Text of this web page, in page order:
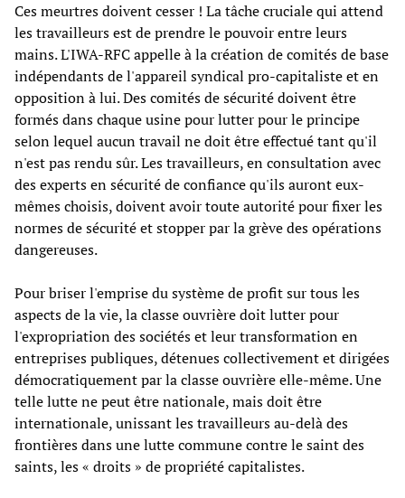
Ces meurtres doivent cesser ! La tâche cruciale qui attend
les travailleurs est de prendre le pouvoir entre leurs
mains. L'IWA-RFC appelle à la création de comités de base
indépendants de l'appareil syndical pro-capitaliste et en
opposition à lui. Des comités de sécurité doivent être
formés dans chaque usine pour lutter pour le principe
selon lequel aucun travail ne doit être effectué tant qu'il
n'est pas rendu sûr. Les travailleurs, en consultation avec
des experts en sécurité de confiance qu'ils auront eux-
mêmes choisis, doivent avoir toute autorité pour fixer les
normes de sécurité et stopper par la grève des opérations
dangereuses.
Pour briser l'emprise du système de profit sur tous les
aspects de la vie, la classe ouvrière doit lutter pour
l'expropriation des sociétés et leur transformation en
entreprises publiques, détenues collectivement et dirigées
démocratiquement par la classe ouvrière elle-même. Une
telle lutte ne peut être nationale, mais doit être
internationale, unissant les travailleurs au-delà des
frontières dans une lutte commune contre le saint des
saints, les « droits » de propriété capitalistes.